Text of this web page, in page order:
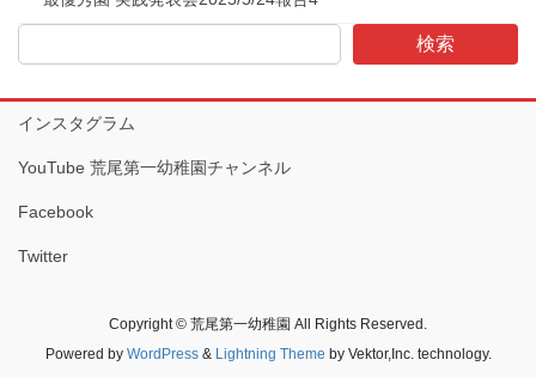
検索
インスタグラム
YouTube 荒尾第一幼稚園チャンネル
Facebook
Twitter
Copyright © 荒尾第一幼稚園 All Rights Reserved.
Powered by WordPress& Lightning Theme by Vektor,Inc. technology.